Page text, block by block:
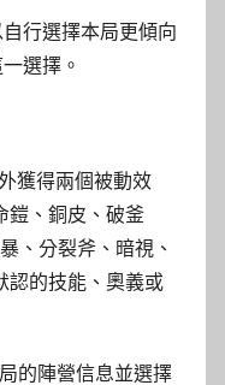
行選擇本局更傾向
選擇。
獲得兩個被動效
鎧、銅皮、破釜
、分裂斧、暗視、
認的技能、奧義或
的陣營信息並選擇